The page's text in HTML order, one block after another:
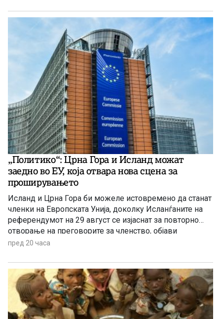
„Политико“: Црна Гора и Исланд можат
заедно во ЕУ, која отвара нова сцена за
проширувањето
Исланд и Црна Гора би можеле истовремено да станат
членки на Европската Унија, доколку Исланѓаните на
референдумот на 29 август се изјаснат за повторно
отворање на преговорите за членство, објави
„Политико“, повикувајќи се на европски претставници
пред 20 часа